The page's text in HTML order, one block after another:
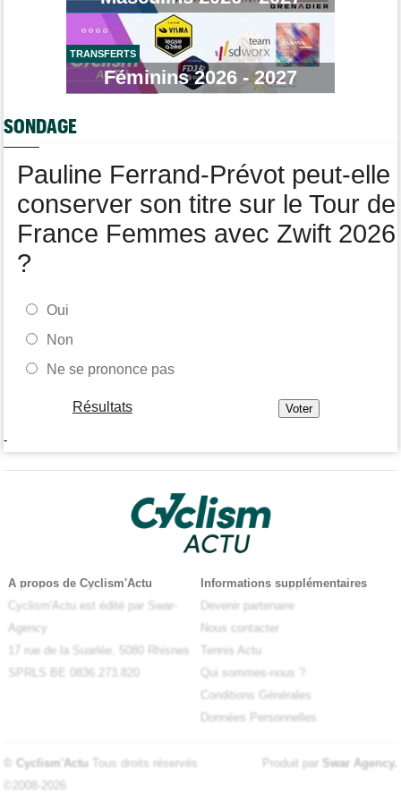
Jakobsen y croit encore : "J'ai de la ressource..."
Tour d'Espagne
Le parcours de la 20e étape modifié en raison d'éboulements
Tour de Burgos
A quelle heure et sur quelle chaîne suivre la 5e étape à la TV ?
Route
TRANSFERTS
Féminins 2026 - 2027
SONDAGE
Pauline Ferrand-Prévot peut-elle
conserver son titre sur le Tour de
France Femmes avec Zwift 2026
?
Oui
Non
Ne se prononce pas
Résultats
-
A propos de Cyclism'Actu
Cyclism'Actu est édité par Swar-
Agency
17 rue de la Suarlée, 5080 Rhisnes
SPRLS BE 0836.273.820
Informations supplémentaires
Devenir partenaire
Nous contacter
Tennis Actu
Qui sommes-nous ?
Conditions Générales
Données Personnelles
© Cyclism'Actu Tous droits réservés
©2008-2026
Produit par Swar Agency.